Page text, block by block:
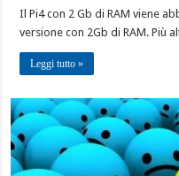
Il Pi4 con 2 Gb di RAM viene
versione con 2Gb di RAM. Più
Leggi tutto »